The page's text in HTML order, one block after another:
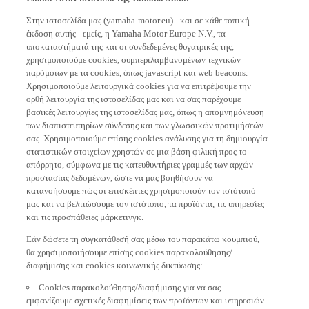
Στην ιστοσελίδα μας (yamaha-motor.eu) - και σε κάθε τοπική
έκδοση αυτής - εμείς, η Yamaha Motor Europe N.V., τα
υποκαταστήματά της και οι συνδεδεμένες θυγατρικές της,
χρησιμοποιούμε cookies, συμπεριλαμβανομένων τεχνικών
παρόμοιων με τα cookies, όπως javascript και web beacons.
Χρησιμοποιούμε λειτουργικά cookies για να επιτρέψουμε την
ορθή λειτουργία της ιστοσελίδας μας και να σας παρέχουμε
βασικές λειτουργίες της ιστοσελίδας μας, όπως η απομνημόνευση
των διαπιστευτηρίων σύνδεσης και των γλωσσικών προτιμήσεών
σας. Χρησιμοποιούμε επίσης cookies ανάλυσης για τη δημιουργία
στατιστικών στοιχείων χρηστών σε μια βάση φιλική προς το
απόρρητο, σύμφωνα με τις κατευθυντήριες γραμμές των αρχών
προστασίας δεδομένων, ώστε να μας βοηθήσουν να
κατανοήσουμε πώς οι επισκέπτες χρησιμοποιούν τον ιστότοπό
μας και να βελτιώσουμε τον ιστότοπο, τα προϊόντα, τις υπηρεσίες
και τις προσπάθειες μάρκετινγκ.
Εάν δώσετε τη συγκατάθεσή σας μέσω του παρακάτω κουμπιού,
θα χρησιμοποιήσουμε επίσης cookies παρακολούθησης/
διαφήμισης και cookies κοινωνικής δικτύωσης:
Cookies παρακολούθησης/διαφήμισης για να σας
εμφανίζουμε σχετικές διαφημίσεις των προϊόντων και υπηρεσιών